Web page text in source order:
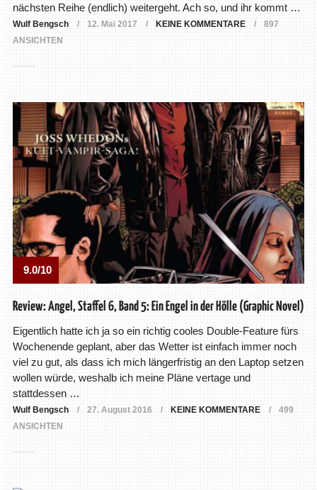
nächsten Reihe (endlich) weitergeht. Ach so, und ihr kommt …
Wulf Bengsch 12. Mai 2017 KEINE KOMMENTARE
897
ANSICHTEN
9.0/10
Review: Angel, Staffel 6, Band 5: Ein Engel in der Hölle (Graphic Novel)
Eigentlich hatte ich ja so ein richtig cooles Double-Feature fürs
Wochenende geplant, aber das Wetter ist einfach immer noch
viel zu gut, als dass ich mich längerfristig an den Laptop setzen
wollen würde, weshalb ich meine Pläne vertage und
stattdessen …
Wulf Bengsch 27. August 2016 KEINE KOMMENTARE
499
ANSICHTEN